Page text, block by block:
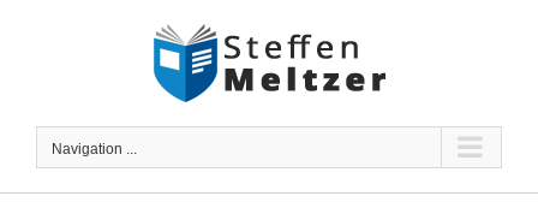
Navigation ...